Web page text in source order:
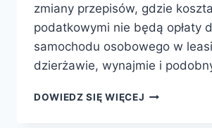
zmiany przepisów, gdzie
podatkowymi nie będą opłaty
samochodu osobowego w
dzierżawie, wynajmie i
DOWIEDZ SIĘ WIĘCEJ SAMOCHÓD